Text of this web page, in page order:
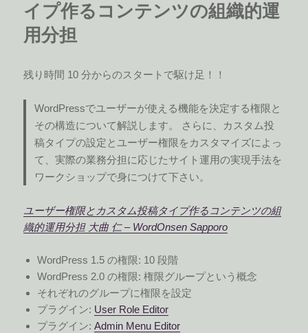
イプ作るコンテンツの組織的運
用分担
残り時間 10 分からのスタートで駆け足！！
WordPressでユーザーが使える機能を決定する権限と
その構造について解説します。 さらに、カスタム投
稿タイプの設定とユーザー権限をカスタマイズによっ
て、実際の業務分担に応じたサイト運用の実現手法を
ワークショップで身につけて下さい。
ユーザー権限とカスタム投稿タイプ作るコンテンツの組
織的運用分担 大曲 仁 – WordOnsen Sapporo
WordPress 1.5 の権限: 10 段階
WordPress 2.0 の権限: 権限グループという概念
それぞれのグループに権限を設定
プラグイン: User Role Editor
プラグイン:Admin Menu Editor